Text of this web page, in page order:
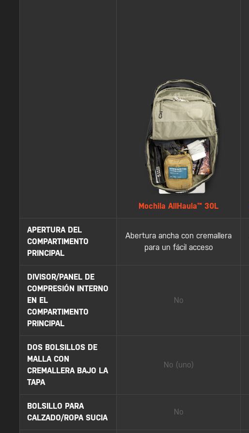
Mochila AllHaula™ 30L
APERTURA DEL
COMPARTIMENTO
PRINCIPAL
Abertura ancha con cremallera
para un fácil acceso
DIVISOR/PANEL DE
COMPRESIÓN INTERNO
EN EL
COMPARTIMENTO
PRINCIPAL
No
DOS BOLSILLOS DE
MALLA CON
CREMALLERA BAJO LA
TAPA
No (uno)
BOLSILLO PARA
CALZADO/ROPA SUCIA
No